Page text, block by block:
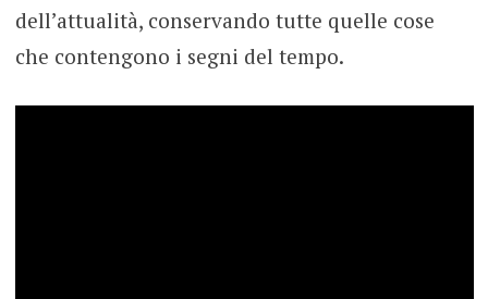
dell’attualità, conservando tutte quelle cose
che contengono i segni del tempo.